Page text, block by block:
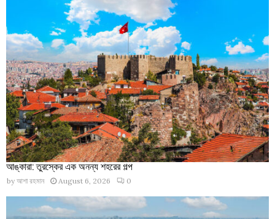
আঙ্কারা: তুরস্কের এক অনন্য শহরের গল্প
by আশা রহমান August 6, 2026 0